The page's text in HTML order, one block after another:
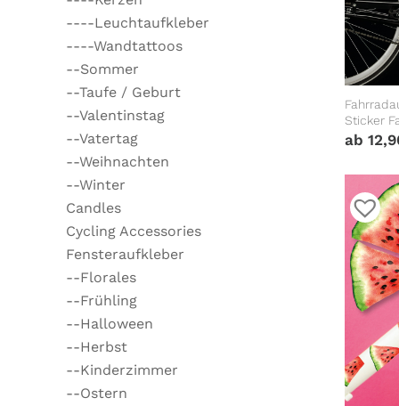
----Leuchtaufkleber
----Wandtattoos
--Sommer
--Taufe / Geburt
--Valentinstag
--Vatertag
--Weihnachten
--Winter
Candles
Cycling Accessories
Fensteraufkleber
--Florales
--Frühling
--Halloween
--Herbst
--Kinderzimmer
--Ostern
Sticker
ab